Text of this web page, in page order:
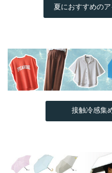
夏におすすめの
接触冷感集